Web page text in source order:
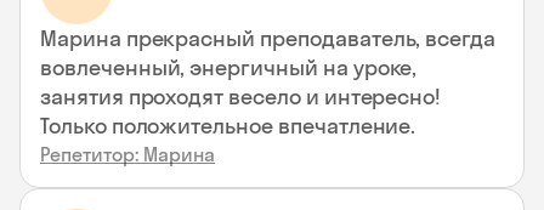
Марина прекрасный преподаватель, всегда
вовлеченный, энергичный на уроке,
занятия проходят весело и интересно!
Только положительное впечатление.
Репетитор: Марина